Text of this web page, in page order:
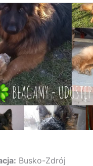
Busko-Zdrój